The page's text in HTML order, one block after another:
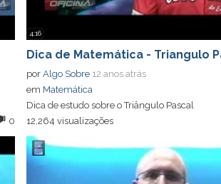
0
4:16
Dica de Matemática - Triangulo
por Algo Sobre 12 anos atrás
em Matemática
Dica de estudo sobre o Triângulo Pascal
12,264 visualizações